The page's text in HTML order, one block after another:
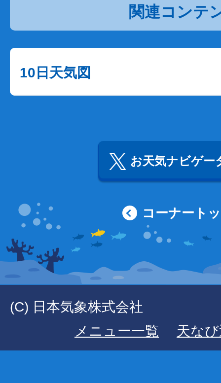
関連コンテ
10日天気図
お天気ナビゲー
コーナート
(C) 日本気象株式会社
メニュー一覧
天な